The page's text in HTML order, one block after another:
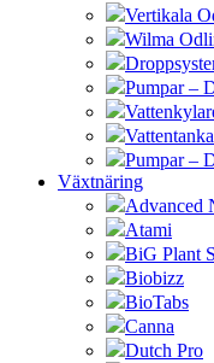
Vertikala
Wilma
Pumpar –
Pumpar –
Växtnäring
Advanced
Atami
BiG Plant
Biobizz
BioTabs
Canna
Dutch Pro